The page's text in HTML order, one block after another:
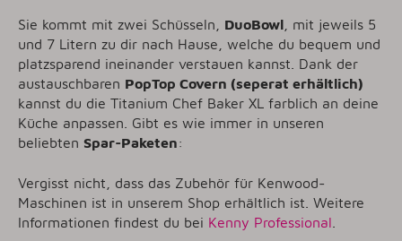
Sie kommt mit zwei Schüsseln, DuoBowl , mit jeweils 5
und 7 Litern zu dir nach Hause, welche du bequem und
platzsparend ineinander verstauen kannst. Dank der
austauschbaren PopTop Covern (seperat erhältlich)
kannst du die Titanium Chef Baker XL farblich an deine
Küche anpassen. Gibt es wie immer in unseren
beliebten Spar-Paketen:
Vergisst nicht, dass das Zubehör für Kenwood-
Maschinen ist in unserem Shop erhältlich ist. Weitere
Informationen findest du bei Kenny Professional